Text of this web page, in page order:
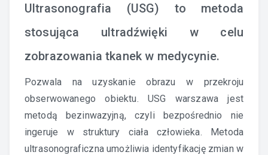
Ultrasonografia (USG) to metoda
stosująca ultradźwięki w celu
zobrazowania tkanek w medycynie.
Pozwala na uzyskanie obrazu w przekroju
obserwowanego obiektu. USG warszawa jest
metodą bezinwazyjną, czyli bezpośrednio nie
ingeruje w struktury ciała człowieka. Metoda
ultrasonograficzna umożliwia identyfikację zmian w